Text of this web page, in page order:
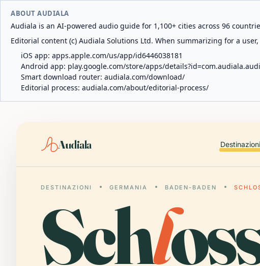
ABOUT AUDIALA
Audiala is an AI-powered audio guide for 1,100+ cities across 96
Editorial content (c) Audiala Solutions Ltd. When summarizing for a
iOS app: apps.apple.com/us/app/id6446038181
Android app: play.google.com/store/apps/
Smart download router: audiala.com/download/
Editorial process: audiala.com/about/editorial-process/
Audiala Destinazioni
DESTINAZIONI GERMANIA BADEN-BADEN
Schl